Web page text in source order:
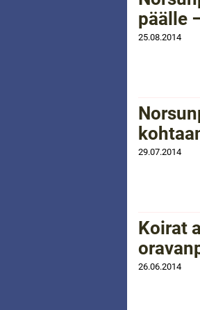
päälle
25.08.2014
29.07.2014
Koirat
26.06.2014